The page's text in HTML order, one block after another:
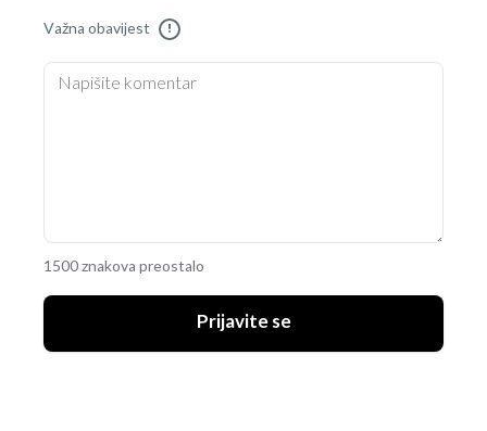
Važna obavijest !
1500 znakova preostalo
Prijavite se